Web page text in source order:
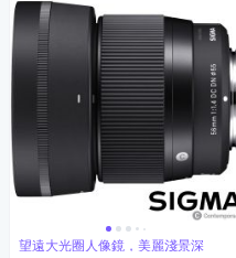
望遠大光圈人像鏡，美麗淺景深